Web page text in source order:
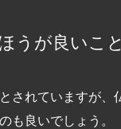
うが良いこと
されていますが
も良いでしょう。